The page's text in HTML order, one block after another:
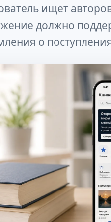
ищет
должно
о